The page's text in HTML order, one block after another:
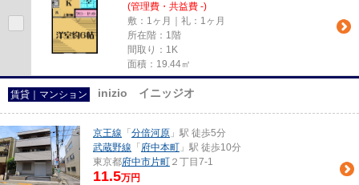
(管理費・共益費 -)
敷：1ヶ月｜礼：1ヶ月
所在階：1階
間取り：1K
面積：19.44㎡
賃貸｜マンション inizio イニッジオ
京王線 「 分倍河原 」駅 徒歩5分
武蔵野線 「 府中本町 」駅 徒歩10分
東京都府中市片町 ２丁目7-1
11.5万円